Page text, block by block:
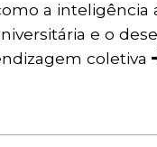
a inteligência
e o
coletiva